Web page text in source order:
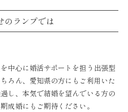
のランプでは
中心に婚活サポートを担う出張型
ろん、愛知県の方にもご利用いた
し、本気で結婚を望んでいる方の
成婚にもご期待ください。